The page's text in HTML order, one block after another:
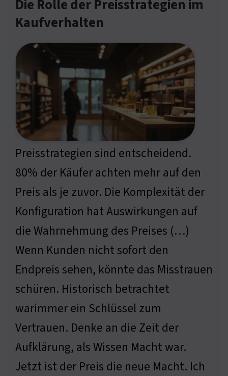
Die Rolle der Preisstrategien im
Kaufverhalten
Preisstrategien sind entscheidend.
80% der Käufer achten mehr auf den
Preis als je zuvor. Die Komplexität der
Konfiguration hat Auswirkungen auf
die Wahrnehmung des Preises (…)
Wenn Kunden nicht sofort den
Endpreis sehen, könnte das Misstrauen
schüren. Historisch betrachtet
warimmer ein Schlüssel zum
Vertrauen. Denke an die Zeit der
Aufklärung, als Wissen Macht war.
Jetzt ist der Preis die neue Macht. Ich